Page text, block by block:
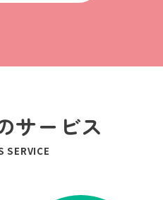
サービス
SERVICE